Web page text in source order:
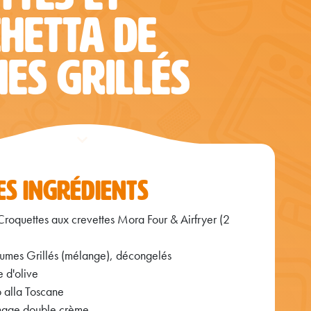
DE
GRILLÉS
INGRÉDIENTS
aux crevettes Mora Four & Airfryer (2
Grillés (mélange), décongelés
d'olive
Toscane